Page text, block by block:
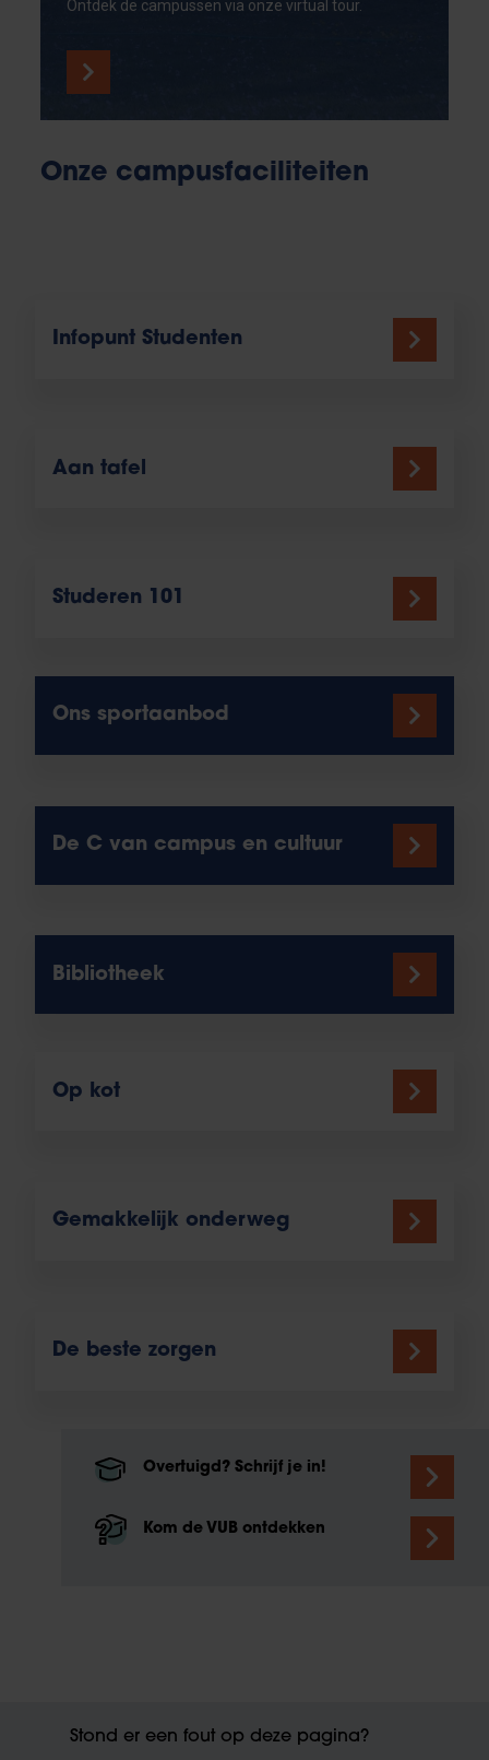
Ontdek de campussen via onze virtual tour.
Onze campusfaciliteiten
Infopunt Studenten
Aan tafel
Studeren 101
Ons sportaanbod
De C van campus en cultuur
Bibliotheek
Op kot
Gemakkelijk onderweg
De beste zorgen
Overtuigd? Schrijf je in!
Kom de VUB ontdekken
Stond er een fout op deze pagina?